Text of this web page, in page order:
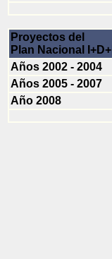
Proyectos del
Plan Nacional I+D+I
Años 2002 - 2004
Años 2005 - 2007
Año 2008